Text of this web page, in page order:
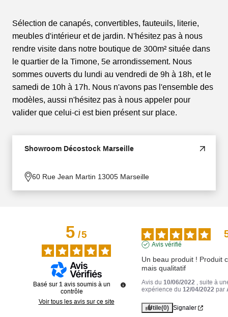
Sélection de canapés, convertibles, fauteuils, literie,
meubles d'intérieur et de jardin. N'hésitez pas à nous
rendre visite dans notre boutique de 300m² située dans
le quartier de la Timone, 5e arrondissement. Nous
sommes ouverts du lundi au vendredi de 9h à 18h, et le
samedi de 10h à 17h. Nous n'avons pas l'ensemble des
modèles, aussi n'hésitez pas à nous appeler pour
valider que celui-ci est bien présent sur place.
Showroom Décostock Marseille
60 Rue Jean Martin 13005 Marseille
5/5
Basé sur 1 avis soumis à un
contrôle
Voir tous les avis sur ce site
Avis vérifié
Un beau produit ! Produit
mais qualitatif
Avis du 10/06/2022 , suite à
expérience du 12/04/2022 par
Utile(0) Signaler